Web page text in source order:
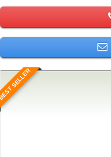
SELLER